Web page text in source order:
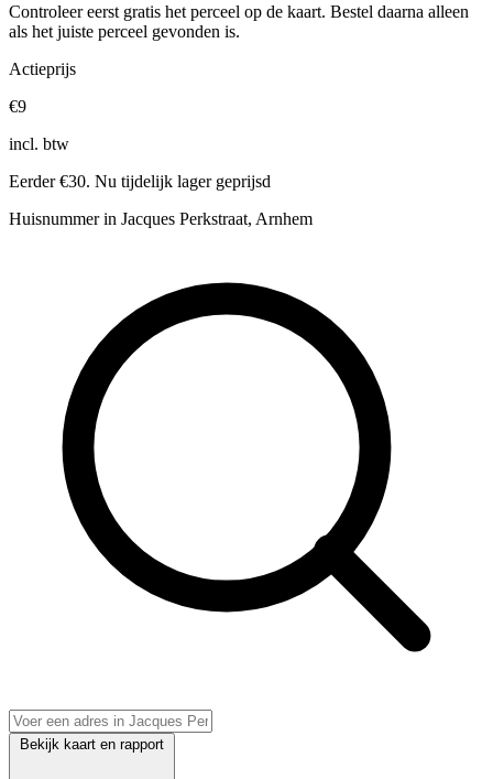
Controleer eerst gratis het perceel op de kaart. Bestel daarna alleen
als het juiste perceel gevonden is.
Actieprijs
€9
incl. btw
Eerder €30. Nu tijdelijk lager geprijsd
Huisnummer in Jacques Perkstraat, Arnhem
Bekijk kaart en rapport